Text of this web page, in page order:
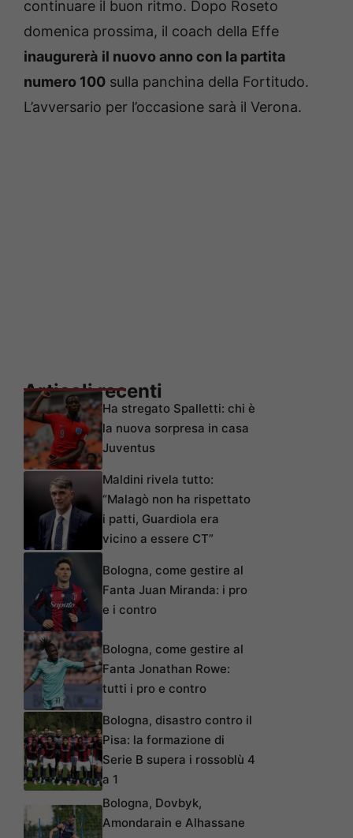
continuare il buon ritmo. Dopo Roseto
domenica prossima, il coach della Effe
inaugurerà il nuovo anno con la partita
numero 100 sulla panchina della Fortitudo.
L’avversario per l’occasione sarà il Verona.
Articoli recenti
Ha stregato Spalletti: chi è
la nuova sorpresa in casa
Juventus
Maldini rivela tutto:
“Malagò non ha rispettato
i patti, Guardiola era
vicino a essere CT”
Bologna, come gestire al
Fanta Juan Miranda: i pro
e i contro
Bologna, come gestire al
Fanta Jonathan Rowe:
tutti i pro e contro
Bologna, disastro contro il
Pisa: la formazione di
Serie B supera i rossoblù 4
a 1
Bologna, Dovbyk,
Amondarain e Alhassane